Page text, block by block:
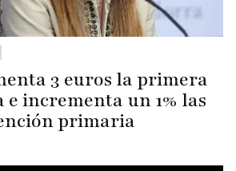
3 euros la primera
incrementa un 1% las
primaria